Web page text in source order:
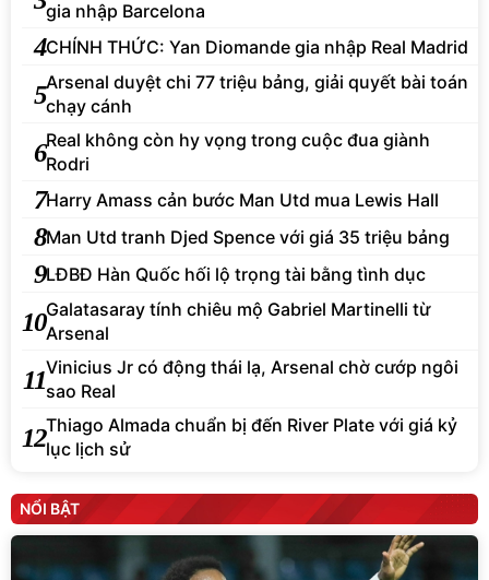
gia nhập Barcelona
4CHÍNH THỨC: Yan Diomande gia nhập Real Madrid
5Arsenal duyệt chi 77 triệu bảng, giải quyết bài toán
chạy cánh
6Real không còn hy vọng trong cuộc đua giành
Rodri
7Harry Amass cản bước Man Utd mua Lewis Hall
8Man Utd tranh Djed Spence với giá 35 triệu bảng
9LĐBĐ Hàn Quốc hối lộ trọng tài bằng tình dục
10Galatasaray tính chiêu mộ Gabriel Martinelli từ
Arsenal
11Vinicius Jr có động thái lạ, Arsenal chờ cướp ngôi
sao Real
12Thiago Almada chuẩn bị đến River Plate với giá kỷ
lục lịch sử
NỔI BẬT